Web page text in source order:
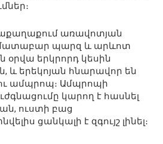
առավոտյան
պարզ և արևոտ
օրվա երկրորդ կեսին
երեկոյան հնարավոր են
ամպրոպ։ Ամպրոպի
կարող է հասնել
ուստի բաց
ցանկալի է զգույշ լինել։